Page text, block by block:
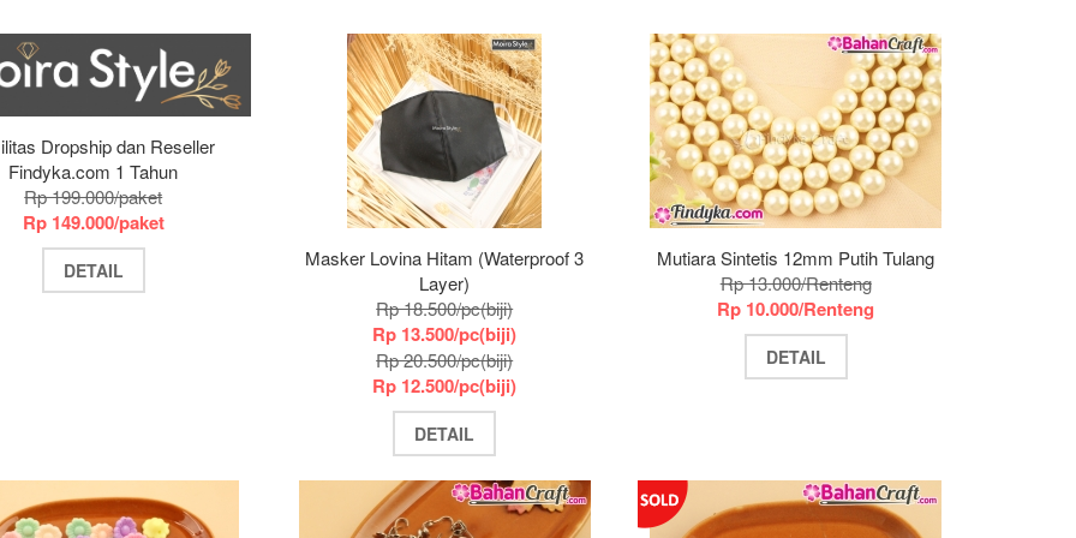
Dropship dan Reseller
Findyka.com 1 Tahun
Rp 199.000/paket
Rp 149.000/paket
DETAIL
Masker Lovina Hitam (Waterproof 3
Layer)
Rp 18.500/pc(biji)
Rp 13.500/pc(biji)
Rp 20.500/pc(biji)
Rp 12.500/pc(biji)
DETAIL
Mutiara Sintetis 12mm Putih Tulang
Rp 13.000/Renteng
Rp 10.000/Renteng
DETAIL